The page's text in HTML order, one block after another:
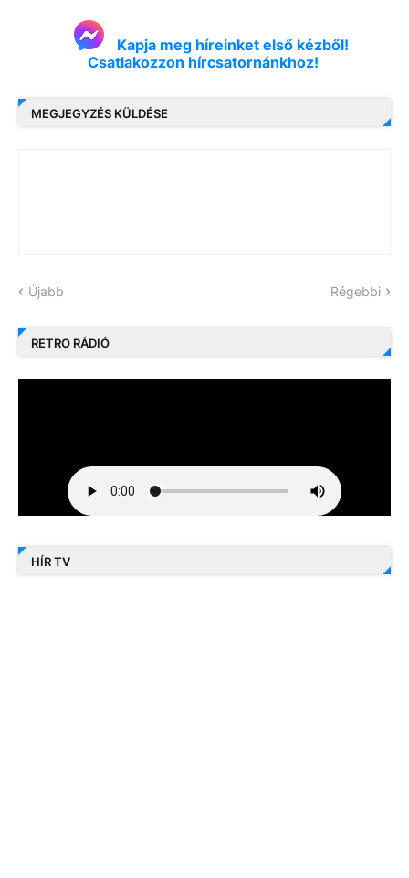
Kapja meg híreinket első kézből!
Csatlakozzon hírcsatornánkhoz!
MEGJEGYZÉS KÜLDÉSE
Újabb Régebbi
RETRO RÁDIÓ
HÍR TV